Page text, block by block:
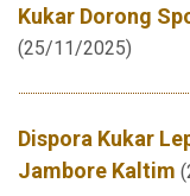
Kukar Dorong
(25/11/2025)
Dispora Kukar
Jambore Kaltim